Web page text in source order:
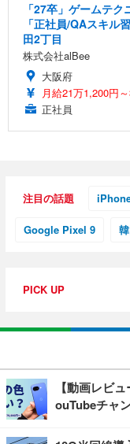
「27卒」ゲームテ
「正社員/QAスキル
田2丁目
株式会社alBee
大阪府
月給21万1,200円
正社員
注目の話題
Google Pixel 9
PICK UP
【動画レビ
ouTubeチャ